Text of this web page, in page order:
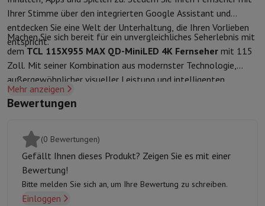
Sport, Gaming & Haustechnik
Smart Home Sicherheit & Schutz
Verbundene UhrenSmartwatchApple WatchSamsung Galaxy
Elektrische MobilitätGesamte ElektromobilitätE Scooter und
Smart ToysVirtual-Reality-KopfhörerDrohneDJI-Drohnen
Gaming KonsoleSpielkonsolen Refurbished KonsolenController
Sport Zubehör Sport Kopfhörer
Batterien & Elektrizität
Warum HiFi wählen
Kostenlose Lieferung
Unsere Dienstleistungen Kostenlose LieferungAbholung im
KundenserviceReparieren Sie Ihr Gerät
Kann ich mit der HIFI International
Ihrer Stimme über den integrierten Google Assistant und
entdecken Sie eine Welt der Unterhaltung, die Ihren Vorlieben
entspricht.
Machen Sie sich bereit für ein unvergleichliches Seherlebnis mit
dem TCL 115X955 MAX QD-MiniLED 4K Fernseher mit 115
Zoll. Mit seiner Kombination aus modernster Technologie,
außergewöhnlicher visueller Leistung und intelligenten
Funktionen sprengt dieser Fernseher die Grenzen der
Innovation, um Ihnen ein ultimatives kinematografisches
Mehr anzeigen
Bewertungen
(0 Bewertungen)
Gefällt Ihnen dieses Produkt? Zeigen Sie es mit einer
Bewertung!
Bitte melden Sie sich an, um Ihre Bewertung zu schreiben.
Einloggen